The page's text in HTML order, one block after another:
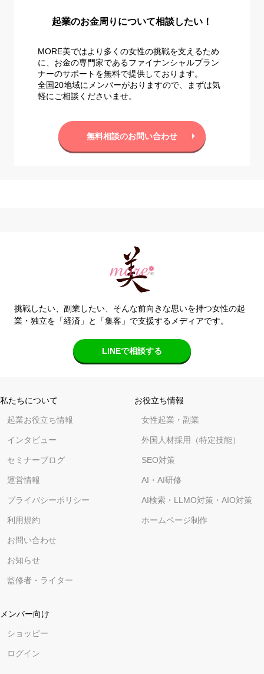
起業のお金周りについて相談したい！
MORE美ではより多くの女性の挑戦を支えるため
に、お金の専門家であるファイナンシャルプラン
ナーのサポートを無料で提供しております。
全国20地域にメンバーがおりますので、まずは気
軽にご相談くださいませ。
無料相談のお問い合わせ
挑戦したい、副業したい、そんな前向きな思いを持つ女性の起
業・独立を「経済」と「集客」で支援するメディアです。
LINEで相談する
私たちについて
起業お役立ち情報
インタビュー
セミナーブログ
運営情報
プライバシーポリシー
利用規約
お問い合わせ
お知らせ
監修者・ライター
お役立ち情報
女性起業・副業
外国人材採用（特定技能）
SEO対策
AI・AI研修
AI検索・LLMO対策・AIO対策
ホームページ制作
メンバー向け
ショッピー
ログイン